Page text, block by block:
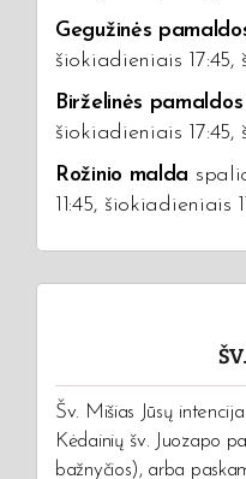
Gegužinės
šiokiadieniais 17:45,
Birželinės pamaldos
šiokiadieniais 17:45,
Rožinio malda
11:45, šiokiadieniais
Šv. Mišias Jūsų
Kėdainių šv. Juozapo
bažnyčios), arba